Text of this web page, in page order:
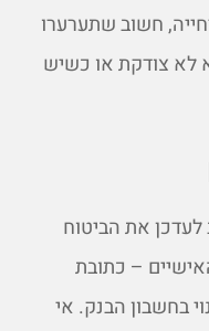
חשוב שתערערו
לא צודקת או כשיש
את הביטוח
– כתובת
בחשבון הבנק. אי